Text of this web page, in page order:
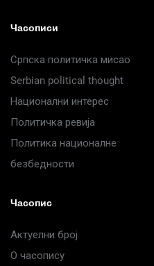
Часописи
Српска политичка мисао
Serbian political thought
Национални интерес
Политичка ревија
Политика националне
безбедности
Часопис
Актуелни број
О часопису